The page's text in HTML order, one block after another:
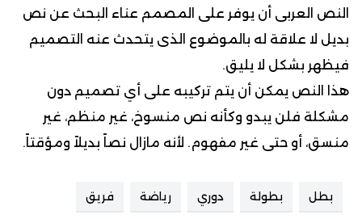
النص العربى أن يوفر على المصمم عناء البحث عن نص
بديل لا علاقة له بالموضوع الذى يتحدث عنه التصميم
فيظهر بشكل لا يليق.
هذا النص يمكن أن يتم تركيبه على أي تصميم دون
مشكلة فلن يبدو وكأنه نص منسوخ، غير منظم، غير
منسق، أو حتى غير مفهوم. لأنه مازال نصاً بديلاً ومؤقتاً.
بطل بطولة دوري رياضة فريق